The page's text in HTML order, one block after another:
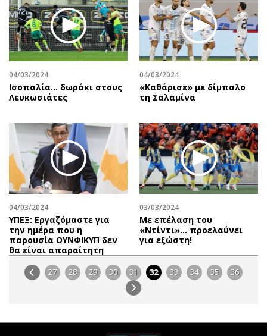
04/03/2024
Ισοπαλία… δωράκι στους
Λευκωσιάτες
04/03/2024
«Καθάρισε» με δίμπαλο
τη Σαλαμίνα
04/03/2024
ΥΠΕΞ: Εργαζόμαστε για
την ημέρα που η
παρουσία ΟΥΝΦΙΚΥΠ δεν
θα είναι απαραίτητη
03/03/2024
Με επέλαση του
«Ντίντι»… προελαύνει
για εξώστη!
27 28 29 30 31 32 33 34 35 36